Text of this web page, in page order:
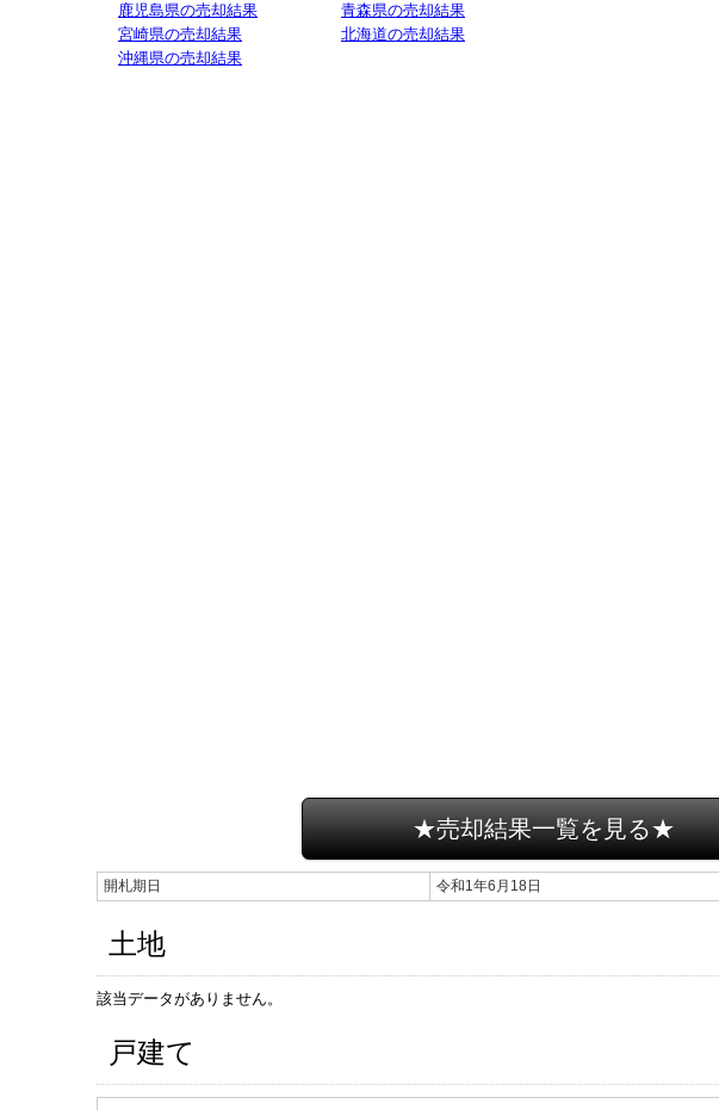
鹿児島県の売却結果
宮崎県の売却結果
沖縄県の売却結果
青森県の売却結果
北海道の売却結果
★売却結果一覧を見る★
開札期日 令和1年6月18日
土地
該当データがありません。
戸建て